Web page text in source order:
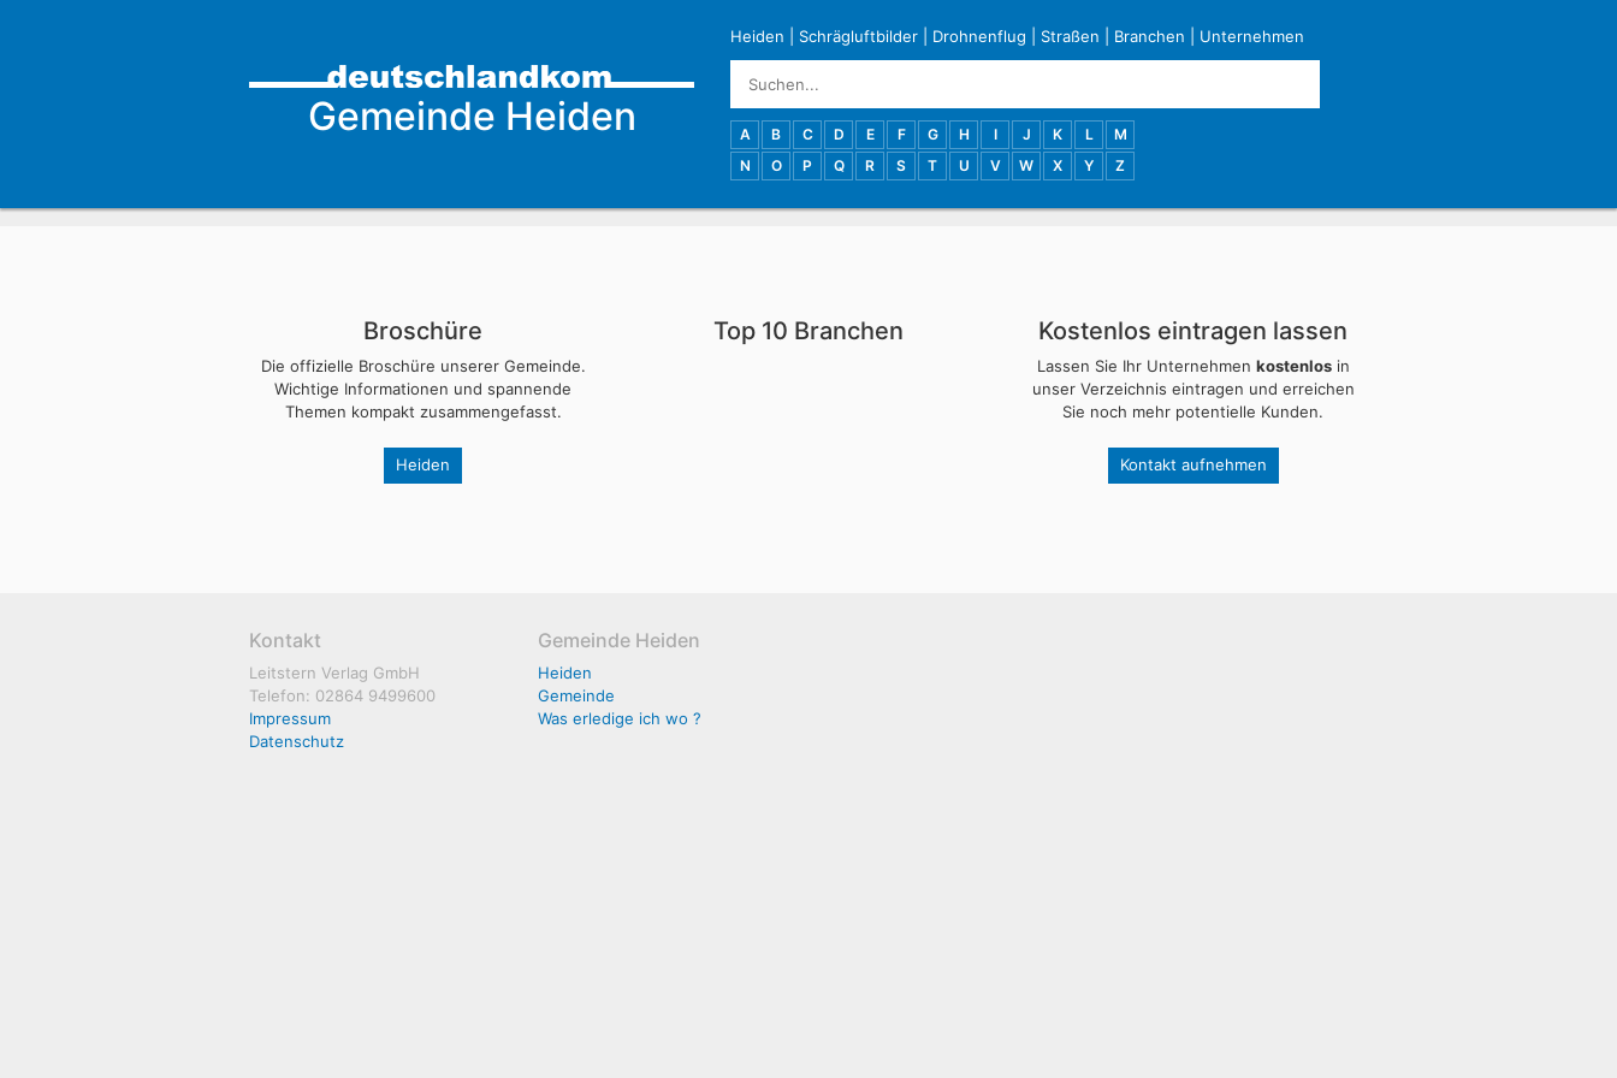
Gemeinde Heiden
Heiden Schrägluftbilder Drohnenflug Straßen Branchen Unternehmen
A B C D E F G H I J K L
M
N
O P Q R S T U V W X Y Z
Broschüre
Die offizielle Broschüre unserer Gemeinde.
Wichtige Informationen und spannende
Themen kompakt zusammengefasst.
Heiden
Top 10 Branchen Kostenlos eintragen lassen
Lassen Sie Ihr Unternehmen kostenlosin
unser Verzeichnis eintragen und erreichen
Sie noch mehr potentielle Kunden.
Kontakt aufnehmen
Kontakt
Leitstern Verlag GmbH
Telefon: 02864 9499600
Impressum
Datenschutz
Gemeinde Heiden
Heiden
Gemeinde
Was erledige ich wo ?